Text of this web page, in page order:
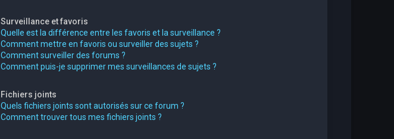
Surveillance et favoris
Quelle est la différence entre les favoris et la surveillance ?
Comment mettre en favoris ou surveiller des sujets ?
Comment surveiller des forums ?
Comment puis-je supprimer mes surveillances de sujets ?
Fichiers joints
Quels fichiers joints sont autorisés sur ce forum ?
Comment trouver tous mes fichiers joints ?